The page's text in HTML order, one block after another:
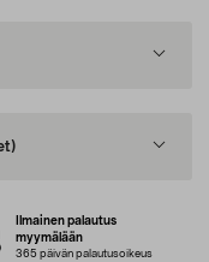
Ilmainen palautus
myymälään
365 päivän palautusoikeus